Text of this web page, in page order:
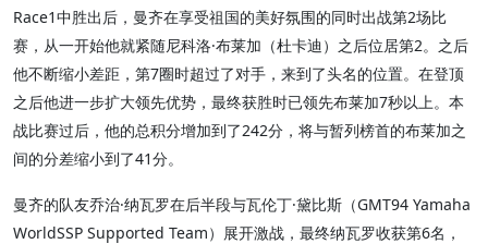
Race1中胜出后，曼齐在享受祖国的美好氛围的同时出战第2场比
赛，从一开始他就紧随尼科洛·布莱加（杜卡迪）之后位居第2。之后
他不断缩小差距，第7圈时超过了对手，来到了头名的位置。在登顶
之后他进一步扩大领先优势，最终获胜时已领先布莱加7秒以上。本
战比赛过后，他的总积分增加到了242分，将与暂列榜首的布莱加之
间的分差缩小到了41分。
曼齐的队友乔治·纳瓦罗在后半段与瓦伦丁·黛比斯（GMT94 Yamaha
WorldSSP Supported Team）展开激战，最终纳瓦罗收获第6名，